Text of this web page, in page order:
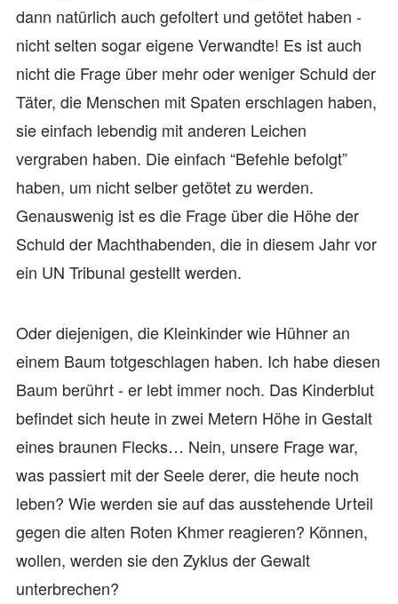
dann natürlich auch gefoltert und getötet haben -
nicht selten sogar eigene Verwandte! Es ist auch
nicht die Frage über mehr oder weniger Schuld der
Täter, die Menschen mit Spaten erschlagen haben,
sie einfach lebendig mit anderen Leichen
vergraben haben. Die einfach “Befehle befolgt”
haben, um nicht selber getötet zu werden.
Genauswenig ist es die Frage über die Höhe der
Schuld der Machthabenden, die in diesem Jahr vor
ein UN Tribunal gestellt werden.
Oder diejenigen, die Kleinkinder wie Hühner an
einem Baum totgeschlagen haben. Ich habe diesen
Baum berührt - er lebt immer noch. Das Kinderblut
befindet sich heute in zwei Metern Höhe in Gestalt
eines braunen Flecks… Nein, unsere Frage war,
was passiert mit der Seele derer, die heute noch
leben? Wie werden sie auf das ausstehende Urteil
gegen die alten Roten Khmer reagieren? Können,
wollen, werden sie den Zyklus der Gewalt
unterbrechen?